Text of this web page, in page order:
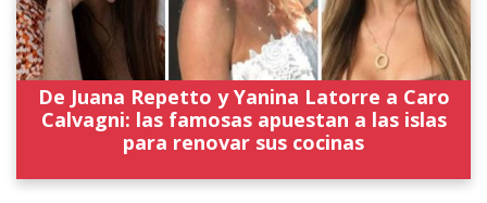
De Juana Repetto y Yanina Latorre a Caro
Calvagni: las famosas apuestan a las islas
para renovar sus cocinas